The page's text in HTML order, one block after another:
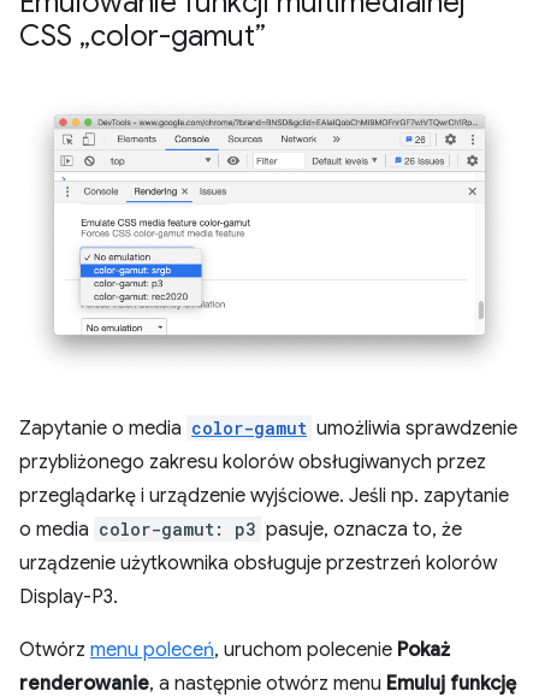
CSS „color-gamut”
Zapytanie o media color-gamut umożliwia sprawdzenie
przybliżonego zakresu kolorów obsługiwanych przez
przeglądarkę i urządzenie wyjściowe. Jeśli np. zapytanie
o media color-gamut: p3 pasuje, oznacza to, że
urządzenie użytkownika obsługuje przestrzeń kolorów
Display-P3.
Otwórz menu poleceń, uruchom polecenie Pokaż
renderowanie, a następnie otwórz menu Emuluj funkcję